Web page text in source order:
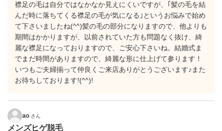
襟足の毛は自分ではなかなか見えにくいですが、｢髪の毛を結
んだ時に落ちてくる襟足の毛が気になる｣というお悩みで始め
て下さいましたね(^^)髪の毛の部分になりますので、他よりも
期間はかかりますが、以前されていた方も問題なく抜け、綺
麗な襟足になっておりますので、ご安心下さいね。結婚式ま
でまだ時間がありますので、綺麗な形に仕上げて参ります！
いつもご夫婦揃って仲良くご来店ありがとうございます♪また
お待ちしております!(^^)!
ao さん
メンズヒゲ脱毛